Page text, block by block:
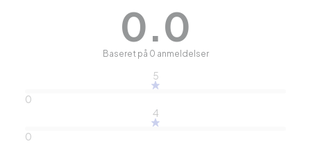
0.0
Baseret på 0 anmeldelser
5
0
4
0